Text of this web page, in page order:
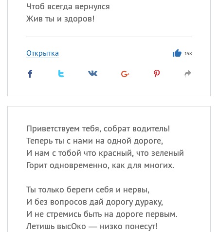
Чтоб всегда вернулся
Жив ты и здоров!
Открытка 198
Приветствуем тебя, собрат водитель!
Теперь ты с нами на одной дороге,
И нам с тобой что красный, что зеленый
Горит одновременно, как для многих.
Ты только береги себя и нервы,
И без вопросов дай дорогу дураку,
И не стремись быть на дороге первым.
Летишь высОко — низко понесут!